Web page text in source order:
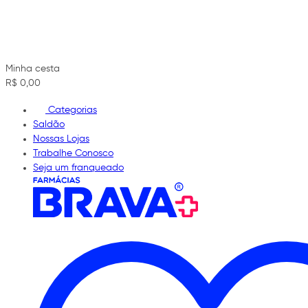
Minha cesta
R$ 0,00
Categorias
Saldão
Nossas Lojas
Trabalhe Conosco
Seja um franqueado